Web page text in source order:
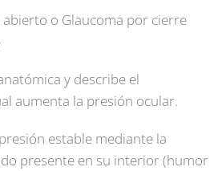
o Glaucoma por cierre
y describe el
aumenta la presión ocular.
estable mediante la
presente en su interior (humor